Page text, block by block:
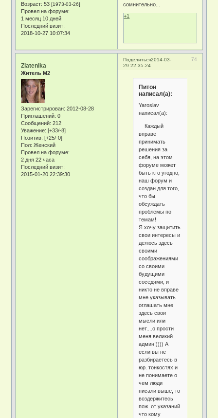
Возраст: 53[1973-03-26]
Провел на форуме:
1 месяц 10 дней
Последний визит:
2018-10-27 10:07:34
сомнительно...
+1
Поделиться 74
2014-03-
29 22:35:24
Zlatenika
Житель М2
Зарегистрирован: 2012-08-28
Приглашений: 0
Сообщений: 212
Уважение: [+33/-8]
Позитив: [+25/-0]
Пол: Женский
Провел на форуме:
2 дня 22 часа
Последний визит:
2015-01-20 22:39:30
Питон
написал(а):
Yaroslav
написал(а):
Каждый
вправе
принимать
решения за
себя, на этом
форуме может
быть кто угодно,
наш форум и
создан для того,
что бы
обсуждать
проблемы по
темам!
Я хочу защитить
свои интересы и
делюсь здесь
своими
соображениями
со своими
будущими
соседями, и
никто не вправе
мне указывать
оглашать мне
здесь свои
мысли или
нет....о прости
меня великий
админ!)))) А
если вы не
разбираетесь в
юр. тонкостях и
не понимаете о
чем люди
писали выше, то
воздержитесь
пож. от указаний
что кому